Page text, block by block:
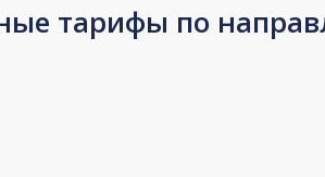
тарифы по